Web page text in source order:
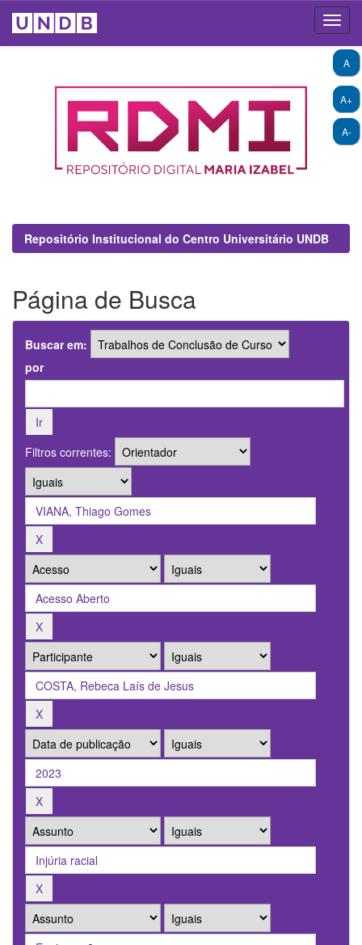
A+
A-
A
Repositório Institucional do Centro Universitário UNDB
Página de Busca
Buscar em:
por
Filtros correntes: